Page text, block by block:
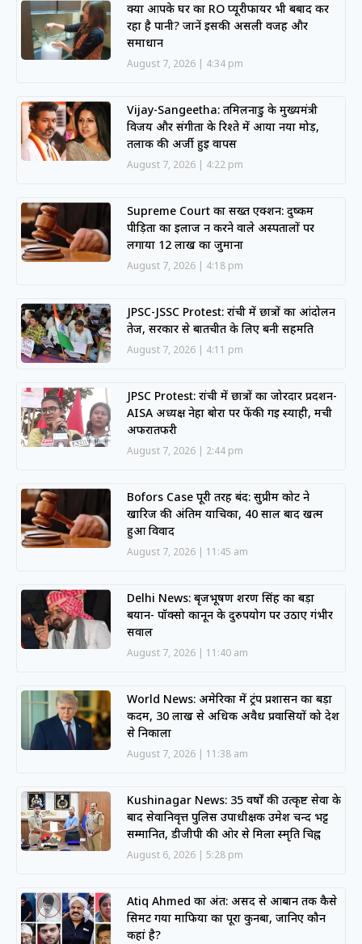
क्या आपके घर का RO प्यूरीफायर भी बर्बाद कर
रहा है पानी? जानें इसकी असली वजह और
समाधान
August 7, 2026 4:34 pm
Vijay-Sangeetha: तमिलनाडु के मुख्यमंत्री
विजय और संगीता के रिश्ते में आया नया मोड़,
तलाक की अर्जी हुई वापस
August 7, 2026 4:22 pm
Supreme Court का सख्त एक्शन: दुष्कर्म
पीड़िता का इलाज न करने वाले अस्पतालों पर
लगाया 12 लाख का जुर्माना
August 7, 2026 4:18 pm
JPSC-JSSC Protest: रांची में छात्रों का आंदोलन
तेज, सरकार से बातचीत के लिए बनी सहमति
August 7, 2026 4:11 pm
JPSC Protest: रांची में छात्रों का जोरदार प्रदर्शन-
AISA अध्यक्ष नेहा बोरा पर फेंकी गई स्याही, मची
अफरातफरी
August 7, 2026 2:44 pm
Bofors Case पूरी तरह बंद: सुप्रीम कोर्ट ने
खारिज की अंतिम याचिका, 40 साल बाद खत्म
हुआ विवाद
August 7, 2026 11:45 am
Delhi News: बृजभूषण शरण सिंह का बड़ा
बयान- पॉक्सो कानून के दुरुपयोग पर उठाए गंभीर
सवाल
August 7, 2026 11:40 am
World News: अमेरिका में ट्रंप प्रशासन का बड़ा
कदम, 30 लाख से अधिक अवैध प्रवासियों को देश
से निकाला
August 7, 2026 11:38 am
Kushinagar News: 35 वर्षों की उत्कृष्ट सेवा के
बाद सेवानिवृत्त पुलिस उपाधीक्षक उमेश चन्द भट्ट
सम्मानित, डीजीपी की ओर से मिला स्मृति चिह्न
August 6, 2026 5:28 pm
Atiq Ahmed का अंत: असद से आबान तक कैसे
सिमट गया माफिया का पूरा कुनबा, जानिए कौन
कहां है?